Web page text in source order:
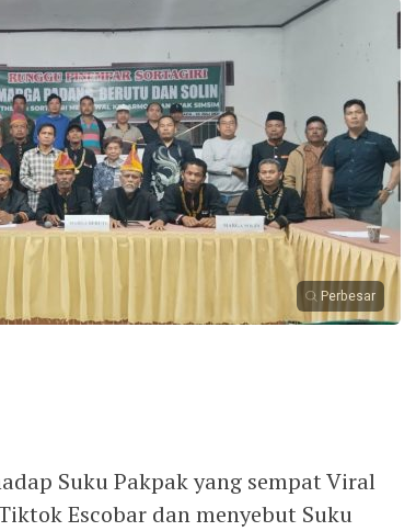
Perbesar
Suku Pakpak yang sempat Viral
Escobar dan menyebut Suku